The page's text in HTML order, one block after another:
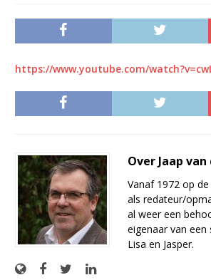
https://www.youtube.com/
Over Jaap
Vanaf 1972 op
als redateur/
al weer een
eigenaar van
Lisa en Jasper.